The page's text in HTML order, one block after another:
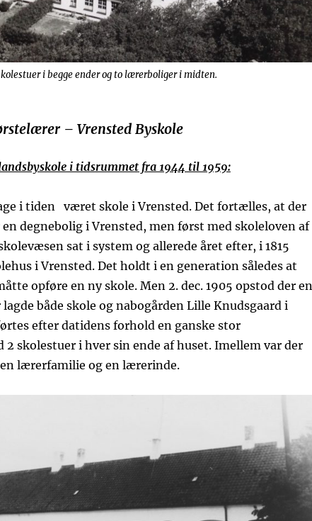
i begge ender og to lærerboliger i midten.
– Vrensted Byskole
i tidsrummet fra 1944 til 1959:
i tiden været skole i Vrensted. Det fortælles, at der
en degnebolig i Vrensted, men først med skoleloven af
sat i system og allerede året efter, i 1815
i Vrensted. Det holdt i en generation således at
opføre en ny skole. Men 2. dec. 1905 opstod der en
både skole og nabogården Lille Knudsgaard i
efter datidens forhold en ganske stor
2 skolestuer i hver sin ende af huset. Imellem var der
lærerfamilie og en lærerinde.